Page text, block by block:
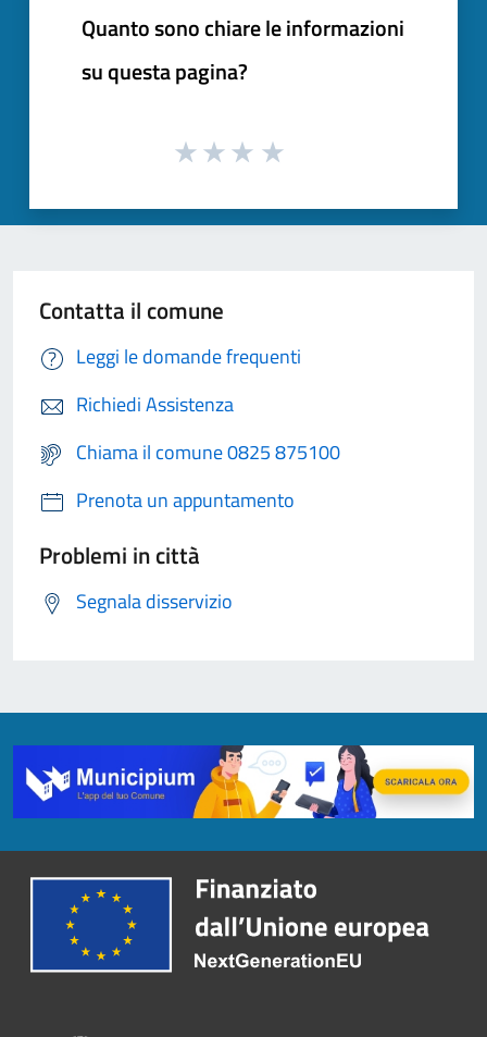
Quanto sono chiare le informazioni
su questa pagina?
Contatta il comune
Leggi le domande frequenti
Richiedi Assistenza
Chiama il comune 0825 875100
Prenota un appuntamento
Problemi in città
Segnala disservizio